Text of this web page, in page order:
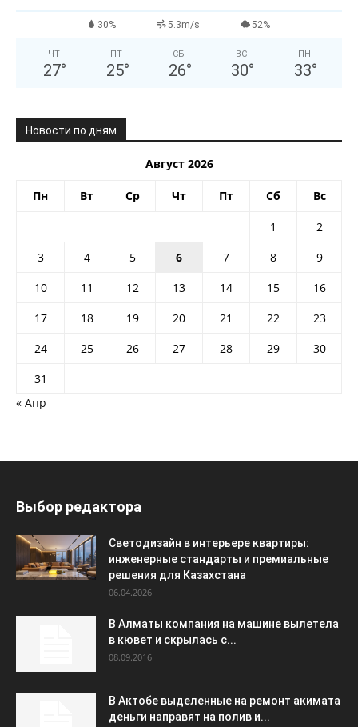
30% 5.3m/s 52%
ЧТ
27°
ПТ
25°
СБ
26°
ВС
30°
ПН
33°
Новости по дням
Август 2026
Пн Вт Ср Чт Пт Сб Вс
1
2
3
4 5 6 7 8
9
10
11 12 13 14 15
16
17
18 19 20 21 22
23
24
25 26 27 28 29
30
31
« Апр
Выбор редактора
Светодизайн в интерьере квартиры:
инженерные стандарты и премиальные
решения для Казахстана
06.04.2026
В Алматы компания на машине вылетела
в кювет и скрылась с...
08.09.2016
В Актобе выделенные на ремонт акимата
деньги направят на полив и...